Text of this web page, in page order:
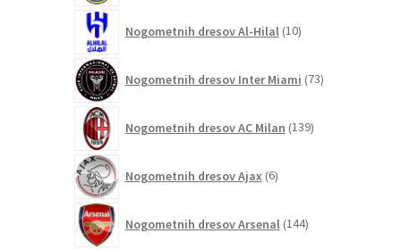
Nogometnih dresov Al-Hilal 10izdelkov
Nogometnih dresov Inter Miami 73izdelkov
Nogometnih dresov AC Milan 139izdelkov
Nogometnih dresov Ajax 6izdelkov
Nogometnih dresov Arsenal 144izdelkov